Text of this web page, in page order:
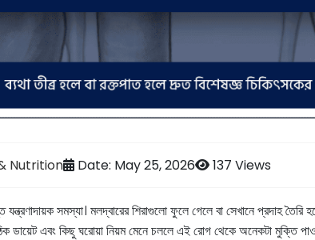
Nutrition Date: May 25, 2026 137 Views
সমস্যা। মলদ্বারের শিরাগুলো ফুলে গেলে বা সেখানে প্রদাহ তৈরি
ডায়েট এবং কিছু ঘরোয়া নিয়ম মেনে চললে এই রোগ থেকে অনেকটা মুক্তি